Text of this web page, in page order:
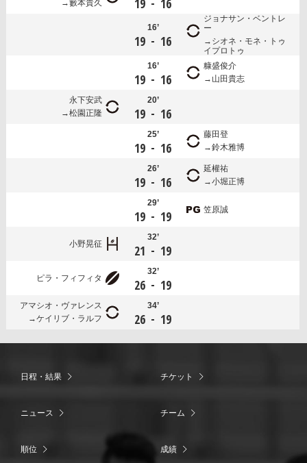
籔本貴久
19 16
16’
19 - 16
ジョナサン・ベントレ
ー
シオネ・モネ・トゥ
イプロトゥ
16’
19 - 16
糠盛俊介
山田貴志
永下安武
松園正隆
20’
19 - 16
25’
19 - 16
藤田登
鈴木雅博
26’
19 - 16
延權祐
小堀正博
29’
19 - 19 笠原誠
小野晃征
32’
21 - 19
ピラ・フィフィタ
32’
26 - 19
アマシオ・ヴァレンス
ケイリブ・ラルフ
34’
26 - 19
日程・結果 チケット
ニュース チーム
順位 成績